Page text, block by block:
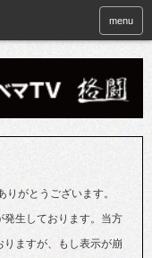
menu
がとうございます。
生しております。当方
ますが、もし表示が崩